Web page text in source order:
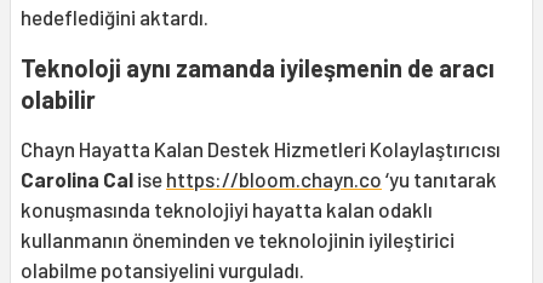
hedeflediğini aktardı.
Teknoloji aynı zamanda iyileşmenin de aracı
olabilir
Chayn Hayatta Kalan Destek Hizmetleri Kolaylaştırıcısı
Carolina Cal ise https://bloom.chayn.co ‘yu tanıtarak
konuşmasında teknolojiyi hayatta kalan odaklı
kullanmanın öneminden ve teknolojinin iyileştirici
olabilme potansiyelini vurguladı.